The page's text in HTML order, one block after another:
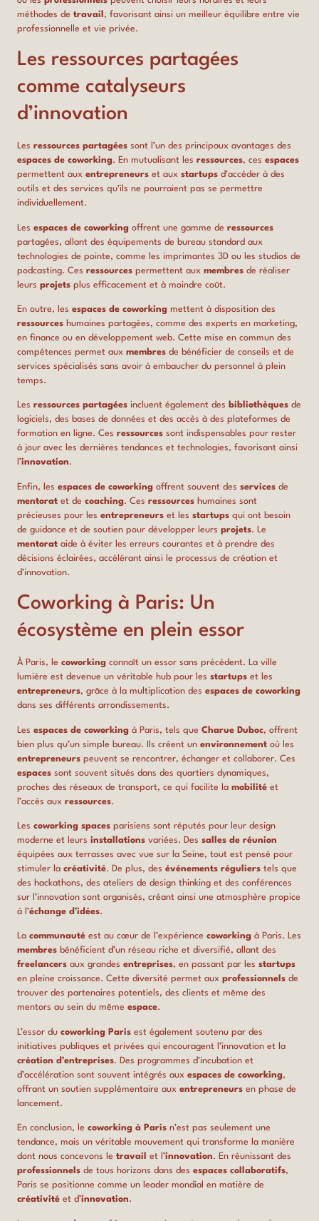
méthodes de travail , favorisant ainsi un meilleur équilibre entre vie
professionnelle et vie privée.
Les ressources partagées
comme catalyseurs
d’innovation
Les ressources partagées sont l’un des principaux avantages des
espaces de coworking. En mutualisant les ressources, ces espaces
permettent aux entrepreneurs et aux startups d’accéder à des
outils et des services qu’ils ne pourraient pas se permettre
individuellement.
Les espaces de coworking offrent une gamme de ressources
partagées, allant des équipements de bureau standard aux
technologies de pointe, comme les imprimantes 3D ou les studios de
podcasting. Ces ressources permettent aux membres de réaliser
leurs projets plus efficacement et à moindre coût.
En outre, les espaces de coworking mettent à disposition des
ressources humaines partagées, comme des experts en marketing,
en finance ou en développement web. Cette mise en commun des
compétences permet aux membres de bénéficier de conseils et de
services spécialisés sans avoir à embaucher du personnel à plein
temps.
Les ressources partagées incluent également des bibliothèques de
logiciels, des bases de données et des accès à des plateformes de
formation en ligne. Ces ressources sont indispensables pour rester
à jour avec les dernières tendances et technologies, favorisant ainsi
l’innovation.
Enfin, les espaces de coworking offrent souvent des services de
mentorat et de coaching. Ces ressources humaines sont
précieuses pour les entrepreneurs et les startups qui ont besoin
de guidance et de soutien pour développer leurs projets. Le
mentorat aide à éviter les erreurs courantes et à prendre des
décisions éclairées, accélérant ainsi le processus de création et
d’innovation.
Coworking à Paris: Un
écosystème en plein essor
À Paris, le coworking connaît un essor sans précédent. La ville
lumière est devenue un véritable hub pour les startups et les
entrepreneurs, grâce à la multiplication des espaces de coworking
dans ses différents arrondissements.
Les espaces de coworking à Paris, tels que Charue Duboc, offrent
bien plus qu’un simple bureau. Ils créent un environnement où les
entrepreneurs peuvent se rencontrer, échanger et collaborer. Ces
espaces sont souvent situés dans des quartiers dynamiques,
proches des réseaux de transport, ce qui facilite la mobilité et
l’accès aux ressources.
Les coworking spaces parisiens sont réputés pour leur design
moderne et leurs installations variées. Des salles de réunion
équipées aux terrasses avec vue sur la Seine, tout est pensé pour
stimuler la créativité. De plus, des événements réguliers tels que
des hackathons, des ateliers de design thinking et des conférences
sur l’innovation sont organisés, créant ainsi une atmosphère propice
à l’échange d’idées.
La communauté est au cœur de l’expérience coworking à Paris. Les
membres bénéficient d’un réseau riche et diversifié, allant des
freelancers aux grandes entreprises, en passant par les startups
en pleine croissance. Cette diversité permet aux professionnels de
trouver des partenaires potentiels, des clients et même des
mentors au sein du même espace.
L’essor du coworking Paris est également soutenu par des
initiatives publiques et privées qui encouragent l’innovation et la
création d’entreprises. Des programmes d’incubation et
d’accélération sont souvent intégrés aux espaces de coworking,
offrant un soutien supplémentaire aux entrepreneurs en phase de
lancement.
En conclusion, le coworking à Paris n’est pas seulement une
tendance, mais un véritable mouvement qui transforme la manière
dont nous concevons le travail et l’innovation. En réunissant des
professionnels de tous horizons dans des espaces collaboratifs,
Paris se positionne comme un leader mondial en matière de
créativité et d’innovation.